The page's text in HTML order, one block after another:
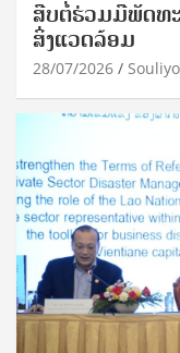
ສືບຕໍ່ຮ່ວມມືພັດທ
ສິ່ງແວດລ້ອມ
28/07/2026